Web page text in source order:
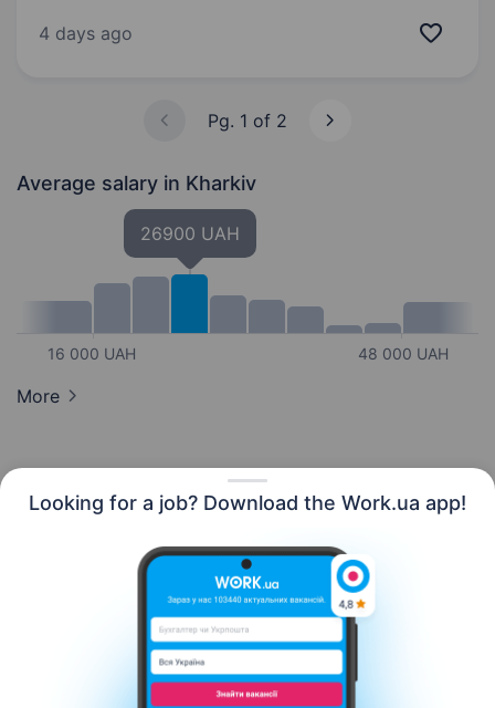
Looking for a job? Download the Work.ua app!
новітніх досягнень комбікормової галузі і
4 days ago
Pg. 1 of 2
Average salary in Kharkiv
16 000 UAH
26900 UAH
48 000 UAH
More